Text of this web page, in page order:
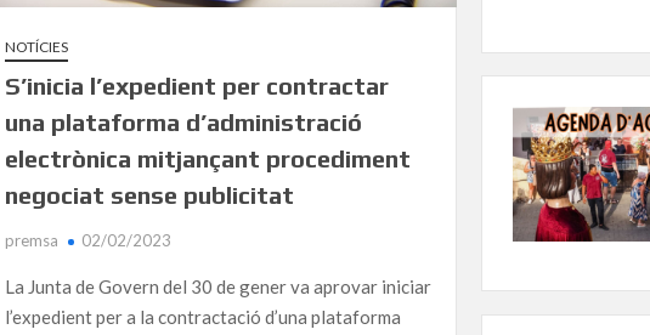
NOTÍCIES
S’inicia l’expedient per contractar
una plataforma d’administració
electrònica mitjançant procediment
negociat sense publicitat
premsa 02/02/2023
La Junta de Govern del 30 de gener va aprovar iniciar
l’expedient per a la contractació d’una plataforma